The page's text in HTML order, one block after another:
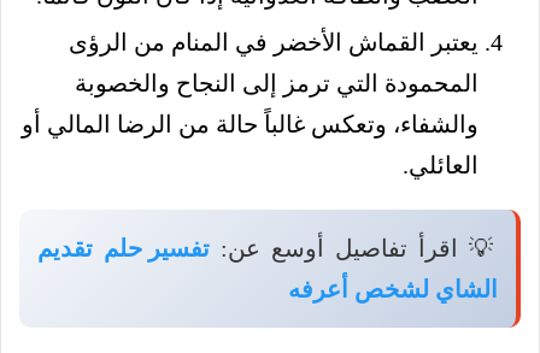
يعتبر القماش الأخضر في المنام من الرؤى
المحمودة التي ترمز إلى النجاح والخصوبة
والشفاء، وتعكس غالباً حالة من الرضا المالي أو
العائلي.
💡 اقرأ تفاصيل أوسع عن: تفسير حلم تقديم
الشاي لشخص أعرفه